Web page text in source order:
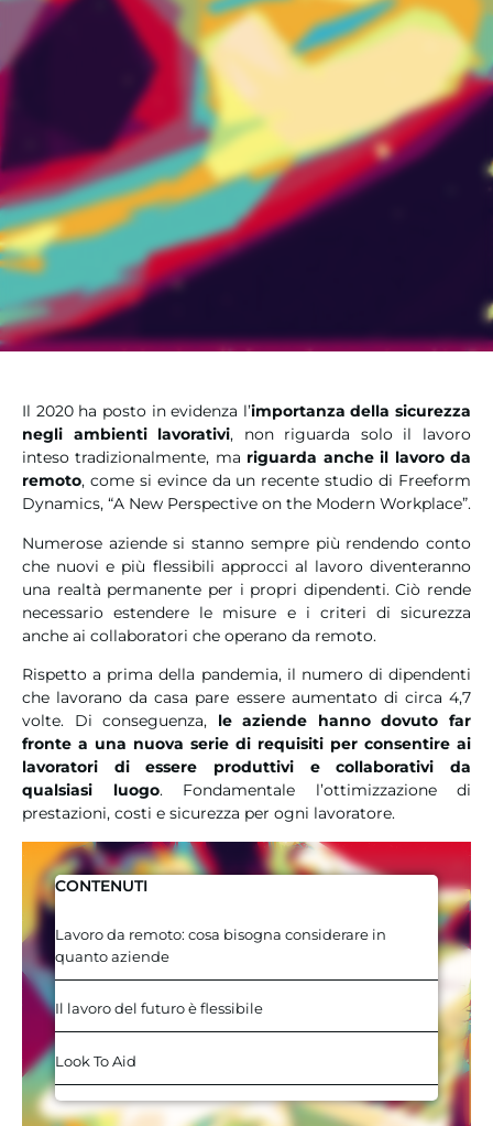
Il 2020 ha posto in evidenza l’importanza della sicurezza
negli ambienti lavorativi, non riguarda solo il lavoro
inteso tradizionalmente, ma riguarda anche il lavoro da
remoto, come si evince da un recente studio di Freeform
Dynamics, “A New Perspective on the Modern Workplace”.
Numerose aziende si stanno sempre più rendendo conto
che nuovi e più flessibili approcci al lavoro diventeranno
una realtà permanente per i propri dipendenti. Ciò rende
necessario estendere le misure e i criteri di sicurezza
anche ai collaboratori che operano da remoto.
Rispetto a prima della pandemia, il numero di dipendenti
che lavorano da casa pare essere aumentato di circa 4,7
volte. Di conseguenza, le aziende hanno dovuto far
fronte a una nuova serie di requisiti per consentire ai
lavoratori di essere produttivi e collaborativi da
qualsiasi luogo. Fondamentale l’ottimizzazione di
prestazioni, costi e sicurezza per ogni lavoratore.
CONTENUTI
Lavoro da remoto: cosa bisogna considerare in
quanto aziende
Il lavoro del futuro è flessibile
Look To Aid